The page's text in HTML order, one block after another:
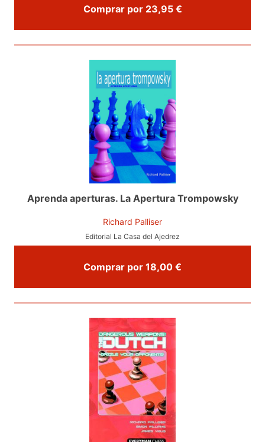
Comprar por 23,95 €
Aprenda aperturas. La Apertura Trompowsky
Richard Palliser
Editorial La Casa del Ajedrez
Comprar por 18,00 €